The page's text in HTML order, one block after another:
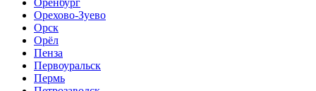
Оренбург
Орехово-Зуево
Орск
Орёл
Пенза
Первоуральск
Пермь